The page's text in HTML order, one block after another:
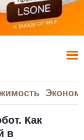
Как
в